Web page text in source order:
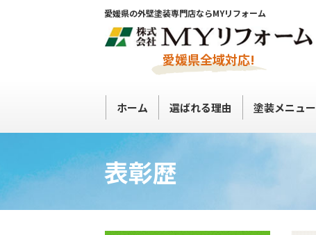
愛媛県の外壁塗装専門店ならMYリフォーム
愛媛県全域対応!
ホーム 選ばれる理由 塗装メニュー
表彰歴